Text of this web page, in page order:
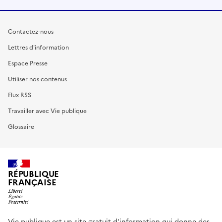
Contactez-nous
Lettres d'information
Espace Presse
Utiliser nos contenus
Flux RSS
Travailler avec Vie publique
Glossaire
RÉPUBLIQUE
FRANÇAISE